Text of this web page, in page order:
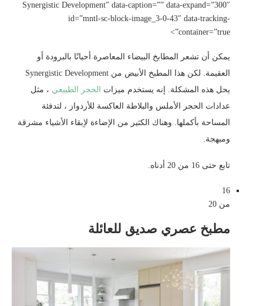
Synergistic Development” data-caption=”” data-expand=”300″
id=”mntl-sc-block-image_3-0-43″ data-tracking-
container=”true”>
يمكن أن تشعر المطابخ البيضاء المعاصرة أحيانًا بالبرودة أو
العقيمة. لكن هذا المطبخ الأبيض من Synergistic Development
يحل هذه المشكلة. إنه يستخدم ميزات
الحجر الطبيعي ، مثل
عدادات الحجر الأملس والبلاطة العاكسة للأردواز ، لتدفئة
المساحة بأكملها. وهناك الكثير من الإضاءة لإبقاء الأشياء مشرقة
ومبهجة.
تابع حتى 16 من 20 أدناه.
16
من 20
مطبخ عصري صديق للعائلة